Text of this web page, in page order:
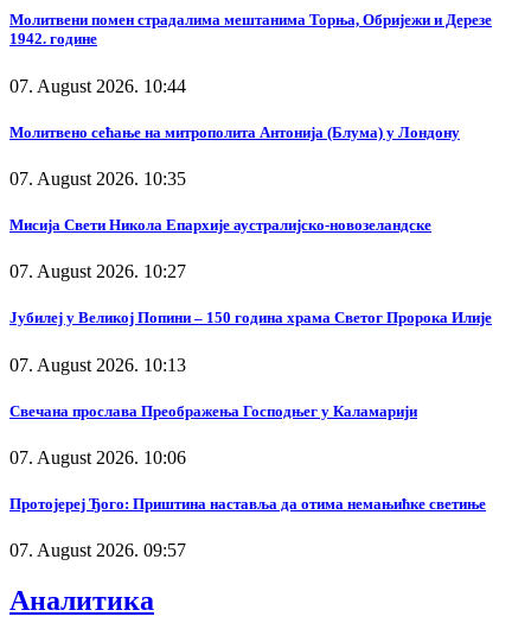
Молитвени помен страдалима мештанима Торња, Обријежи и Дерезе
1942. године
07. August 2026. 10:44
Молитвено сећање на митрополита Антонија (Блума) у Лондону
07. August 2026. 10:35
Мисија Свети Никола Епархије аустралијско-новозеландске
07. August 2026. 10:27
Јубилеј у Великој Попини – 150 година храма Светог Пророка Илије
07. August 2026. 10:13
Свечана прослава Преображења Господњег у Каламарији
07. August 2026. 10:06
Протојереј Ђого: Приштина наставља да отима немањићке светиње
07. August 2026. 09:57
Аналитика